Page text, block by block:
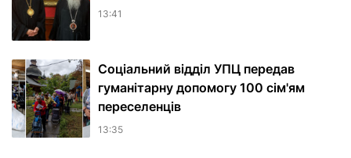
13:41
Соціальний відділ УПЦ передав
гуманітарну допомогу 100 сім'ям
переселенців
13:35